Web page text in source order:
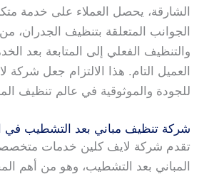
الشارقة، يحصل العملاء على خدمة
الجوانب المتعلقة بتنظيف الجدران،
والتنظيف الفعلي إلى المتابعة بعد
العميل التام. هذا الالتزام جعل شركة
للجودة والموثوقية في عالم تنظيف
شركة تنظيف مباني بعد التشطيب في
تقدم شركة لايف كلين خدمات
المباني بعد التشطيب، وهو من أهم